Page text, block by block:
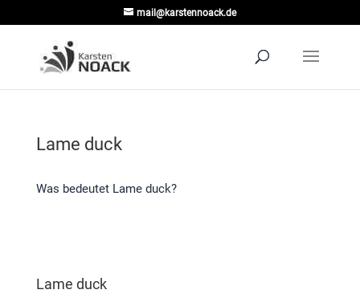
mail@karstennoack.de
Lame duck
Was bedeutet Lame duck?
Lame duck